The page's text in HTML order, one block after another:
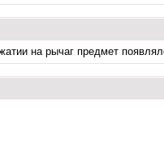
на рычаг предмет